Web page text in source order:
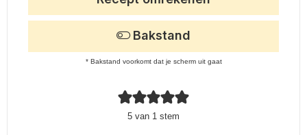
5 van 1 stem
Bakstand
* Bakstand voorkomt dat je scherm uit gaat